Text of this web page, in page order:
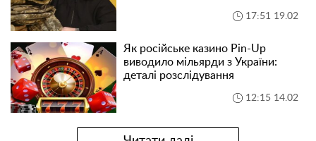
17:51 19.02
Як російське казино Pin-Up
виводило мільярди з України:
деталі розслідування
12:15 14.02